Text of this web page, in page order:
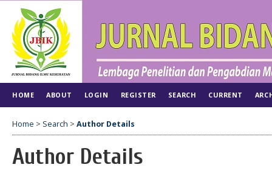
HOME ABOUT LOGIN REGISTER SEARCH CURRENT
Home > Search > Author Details
Author Details